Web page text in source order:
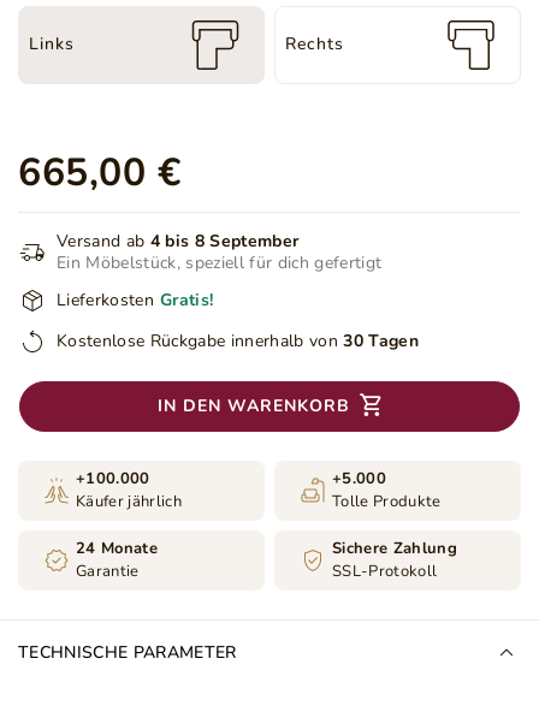
Links Rechts
665,00 €
Versand ab 4 bis 8 September
Ein Möbelstück, speziell für dich gefertigt
Lieferkosten Gratis!
Kostenlose Rückgabe innerhalb von 30 Tagen
IN DEN WARENKORB
+100.000
Käufer jährlich
+5.000
Tolle Produkte
24 Monate
Garantie
Sichere Zahlung
SSL-Protokoll
TECHNISCHE PARAMETER